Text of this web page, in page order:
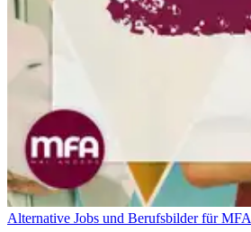
Alternative Jobs und Berufsbilder für MFA